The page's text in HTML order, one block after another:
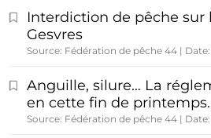
Interdiction de pêche sur
Gesvres
Source: Fédération de pêche 44
Anguille, silure… La
en cette fin de
Source: Fédération de pêche 44